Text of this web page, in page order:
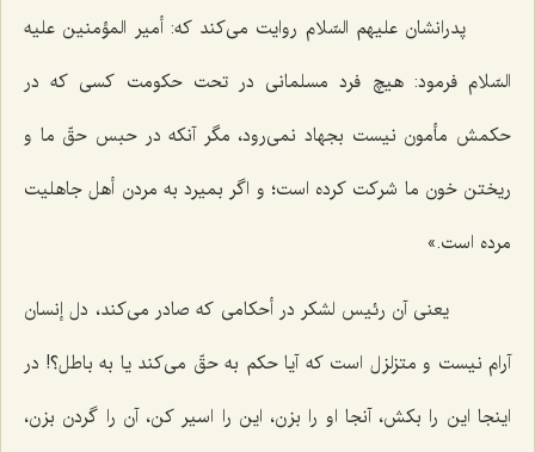
پدرانشان علیهم السّلام روایت مى‌كند كه: أمیر المؤمنین علیه
السّلام فرمود: هیچ فرد مسلمانى در تحت حكومت كسى كه در
حكمش مأمون نیست بجهاد نمى‌رود، مگر آنكه در حبس حقّ ما و
ریختن خون ما شركت كرده است؛ و اگر بمیرد به مردن أهل جاهلیت
مرده است.»
یعنى آن رئیس لشكر در أحكامى كه صادر مى‌كند، دل إنسان
آرام نیست و متزلزل است كه آیا حكم به حقّ مى‌كند یا به باطل؟! در
اینجا این را بكش، آنجا او را بزن، این را اسیر كن، آن را گردن بزن،